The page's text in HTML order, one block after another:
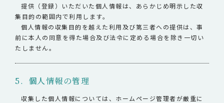
提供（登録）いただいた個人情報は、あらかじめ明示した収
集目的の範囲内で利用します。
個人情報の収集目的を越えた利用及び第三者への提供は、事
前に本人の同意を得た場合及び法令に定める場合を除き一切い
たしません。
5. 個人情報の管理
収集した個人情報については、ホームページ管理者が厳重に